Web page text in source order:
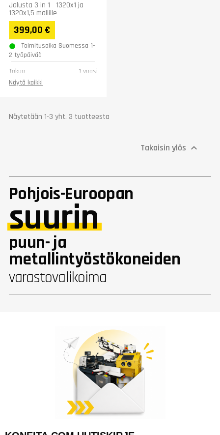
Jalusta 3 in 1 1320x1 ja
1320x1,5 mallille
399,00 €
Toimitusaika Suomessa 1-
2 työpäivää
Takuu
1 vuosi
Näytä kaikki
Näytetään 1-3 yht. 3 tuotteesta
Takaisin ylös 
Pohjois-Euroopan
suurin
puun- ja
metallintyöstökoneiden
varastovalikoima